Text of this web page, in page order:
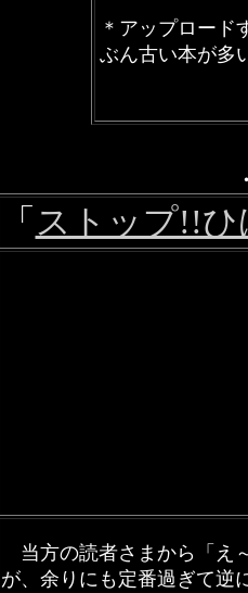
＊アップロード
ぶん古い本が多
「 ストップ!!ひ
当方の読者さまから「え
が、余りにも定番過ぎて逆